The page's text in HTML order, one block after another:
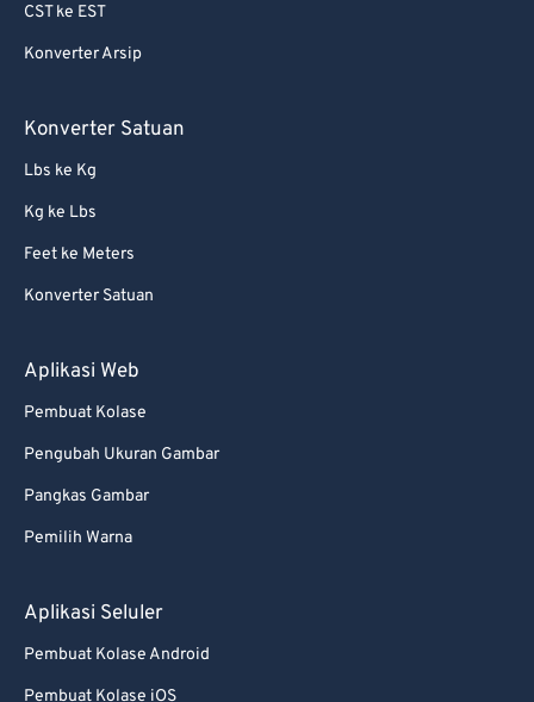
CST ke EST
Konverter Arsip
Konverter Satuan
Lbs ke Kg
Kg ke Lbs
Feet ke Meters
Konverter Satuan
Aplikasi Web
Pembuat Kolase
Pengubah Ukuran Gambar
Pangkas Gambar
Pemilih Warna
Aplikasi Seluler
Pembuat Kolase Android
Pembuat Kolase iOS